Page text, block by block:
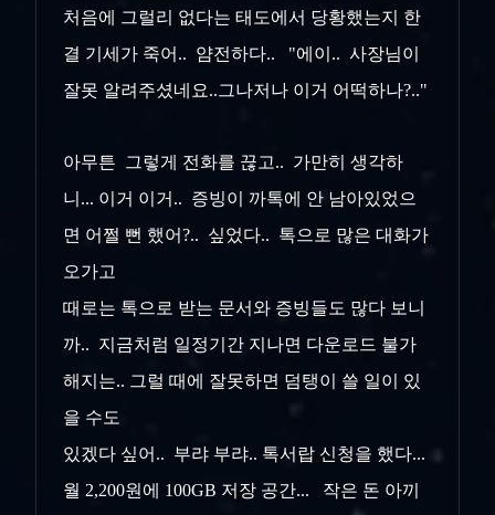
처음에 그럴리 없다는 태도에서 당황했는지 한
결 기세가 죽어.. 얌전하다.. "에이.. 사장님이
잘못 알려주셨네요..그나저나 이거 어떡하나?.."
아무튼 그렇게 전화를 끊고.. 가만히 생각하
니... 이거 이거.. 증빙이 까톡에 안 남아있었으
면 어쩔 뻔 했어?.. 싶었다.. 톡으로 많은 대화가
오가고
때로는 톡으로 받는 문서와 증빙들도 많다 보니
까.. 지금처럼 일정기간 지나면 다운로드 불가
해지는.. 그럴 때에 잘못하면 덤탱이 쓸 일이 있
을 수도
있겠다 싶어.. 부랴 부랴.. 톡서랍 신청을 했다...
월 2,200원에 100GB 저장 공간... 작은 돈 아끼